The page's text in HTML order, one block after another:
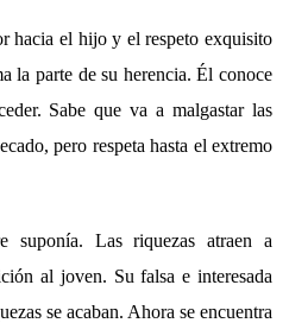
hacia el hijo y el respeto exquisito
la parte de su herencia. Él conoce
Sabe que va a malgastar las
pero respeta hasta el extremo
suponía. Las riquezas atraen a
al joven. Su falsa e interesada
se acaban. Ahora se encuentra